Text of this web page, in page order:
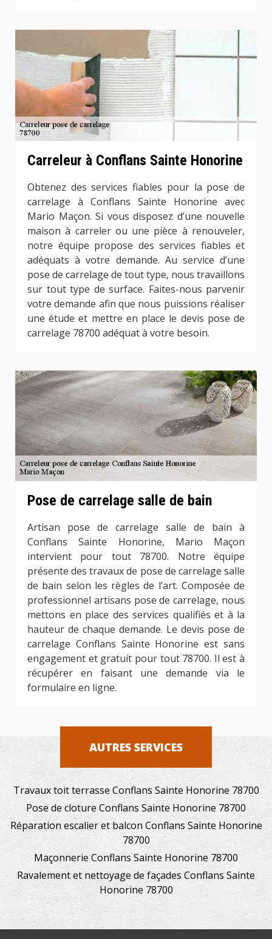
Carreleur à Conflans Sainte Honorine
Obtenez des services fiables pour la pose de
carrelage à Conflans Sainte Honorine avec
Mario Maçon. Si vous disposez d’une nouvelle
maison à carreler ou une pièce à renouveler,
notre équipe propose des services fiables et
adéquats à votre demande. Au service d’une
pose de carrelage de tout type, nous travaillons
sur tout type de surface. Faites-nous parvenir
votre demande afin que nous puissions réaliser
une étude et mettre en place le devis pose de
carrelage 78700 adéquat à votre besoin.
Pose de carrelage salle de bain
Artisan pose de carrelage salle de bain à
Conflans Sainte Honorine, Mario Maçon
intervient pour tout 78700. Notre équipe
présente des travaux de pose de carrelage salle
de bain selon les règles de l’art. Composée de
professionnel artisans pose de carrelage, nous
mettons en place des services qualifiés et à la
hauteur de chaque demande. Le devis pose de
carrelage Conflans Sainte Honorine est sans
engagement et gratuit pour tout 78700. Il est à
récupérer en faisant une demande via le
formulaire en ligne.
AUTRES SERVICES
Travaux toit terrasse Conflans Sainte Honorine 78700
Pose de cloture Conflans Sainte Honorine 78700
Réparation escalier et balcon Conflans Sainte Honorine
78700
Maçonnerie Conflans Sainte Honorine 78700
Ravalement et nettoyage de façades Conflans Sainte
Honorine 78700